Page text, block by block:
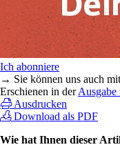
Ich abonniere
→ Sie können uns auch
Erschienen in der
Ausdrucken
Download als PDF
Wie hat Ihnen dieser